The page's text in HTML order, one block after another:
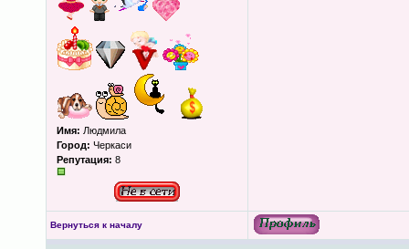
Имя: Людмила
Город: Черкаси
Репутация: 8
Вернуться к началу